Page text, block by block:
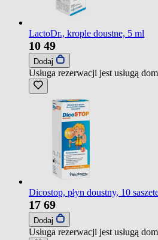
LactoDr., krople doustne, 5 ml
10 49
Dodaj
Usługa rezerwacji jest usługą
Dicostop, płyn doustny, 10
17 69
Dodaj
Usługa rezerwacji jest usługą